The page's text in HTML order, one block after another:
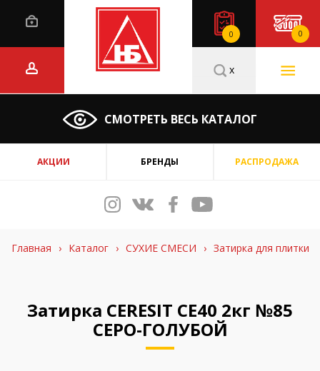
0 0
СМОТРЕТЬ ВЕСЬ КАТАЛОГ
x
АКЦИИ БРЕНДЫ РАСПРОДАЖА
Главная › Каталог › СУХИЕ СМЕСИ › Затирка для плитки
Затирка CERESIT CE40 2кг №85
СЕРО-ГОЛУБОЙ